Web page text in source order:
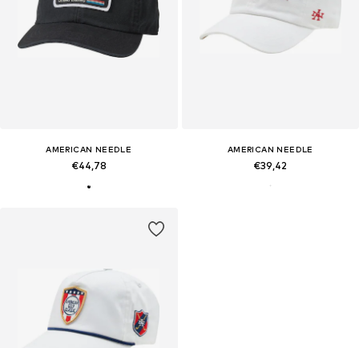
AMERICAN NEEDLE
€44,78
AMERICAN NEEDLE
€39,42